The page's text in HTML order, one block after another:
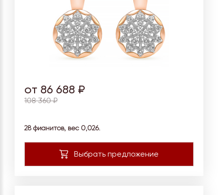
от 86 688 ₽
108 360 ₽
28 фианитов, вес0,026.